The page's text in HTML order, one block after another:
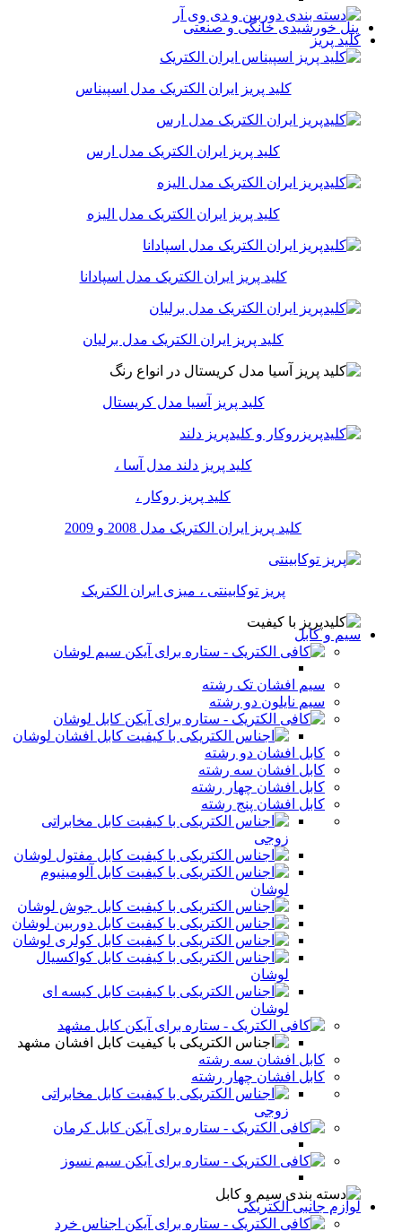
پنل خورشیدی خانگی و صنعتی
کلید پریز
کلید پریز ایران الکتریک مدل اسپیناس
کلید پریز ایران الکتریک مدل ارس
کلید پریز ایران الکتریک مدل الیزه
کلید پریز ایران الکتریک مدل اسپادانا
کلید پریز ایران الکتریک مدل برلیان
کلید پریز آسیا مدل کریستال
کلید پریز دلند مدل آسا ،
کلید پریز روکار ،
کلید پریز ایران الکتریک مدل 2008 و 2009
پریز توکابینتی ، میزی ایران الکتریک
سیم و کابل
سیم لوشان
سیم افشان تک رشته
سیم نایلون دو رشته
کابل لوشان
کابل افشان لوشان
کابل افشان دو رشته
کابل افشان سه رشته
کابل افشان چهار رشته
کابل افشان پنج رشته
کابل مخابراتی
زوجی
کابل مفتول لوشان
کابل آلومینیوم
لوشان
کابل جوش لوشان
کابل دوربین لوشان
کابل کولری لوشان
کابل کواکسیال
لوشان
کابل کیسه ای
لوشان
کابل مشهد
کابل افشان مشهد
کابل افشان سه رشته
کابل افشان چهار رشته
کابل مخابراتی
زوجی
کابل کرمان
سیم نسوز
لوازم جانبی الکتریکی
اجناس خرد